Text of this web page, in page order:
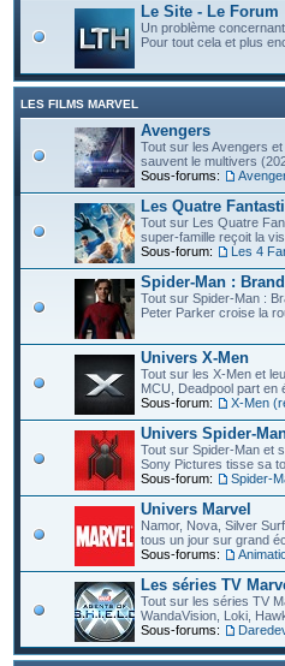
Le Site - Le Forum
Un problème
Pour tout cela et plus
LES FILMS MARVEL
Avengers
Tout sur les Avengers
sauvent le multivers
Sous-forums:
Les Quatre
Tout sur Les Quatre
super-famille reçoit la
Sous-forum:
Les 4
Spider-Man :
Tout sur Spider-Man :
Peter Parker croise la
Univers X-Men
Tout sur les X-Men et
MCU, Deadpool part en
Sous-forum:
X-Men
Univers Spider-
Tout sur Spider-Man et
Sony Pictures tisse sa
Sous-forum:
Spider-
Univers Marvel
Namor, Nova, Silver
tous un jour sur grand
Sous-forums:
Les séries TV
Tout sur les séries TV
WandaVision, Loki,
Sous-forums: